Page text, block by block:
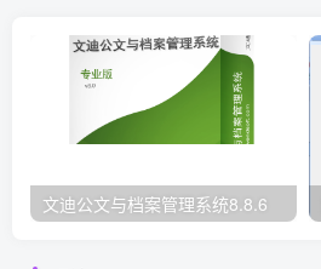
文迪公文与档案管理系统8.8.6